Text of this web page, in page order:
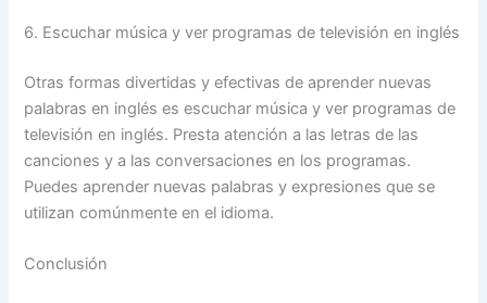
6. Escuchar música y ver programas de televisión en inglés
Otras formas divertidas y efectivas de aprender nuevas
palabras en inglés es escuchar música y ver programas de
televisión en inglés. Presta atención a las letras de las
canciones y a las conversaciones en los programas.
Puedes aprender nuevas palabras y expresiones que se
utilizan comúnmente en el idioma.
Conclusión